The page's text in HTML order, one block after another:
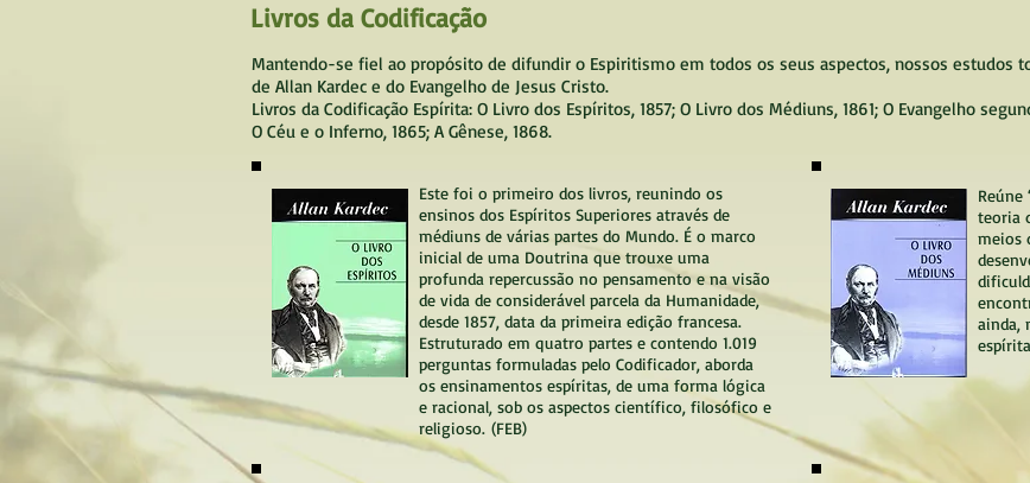
Livros da Codificação
Mantendo-se fiel ao propósito de difundir o Espiritismo em todos os seus aspectos, nossos estudos
de Allan Kardec e do Evangelho de Jesus Cristo.
Livros da Codificação Espírita: O Livro dos Espíritos, 1857; O Livro dos Médiuns, 1861; O Evangelho
O Céu e o Inferno, 1865; A Gênese, 1868.
Este foi o primeiro dos livros, reunindo os
ensinos dos Espíritos Superiores através de
médiuns de várias partes do Mundo. É o marco
inicial de uma Doutrina que trouxe uma
profunda repercussão no pensamento e na visão
de vida de considerável parcela da Humanidade,
desde 1857, data da primeira edição francesa.
Estruturado em quatro partes e contendo 1.019
perguntas formuladas pelo Codificador, aborda
os ensinamentos espíritas, de uma forma lógica
e racional, sob os aspectos científico, filosófico e
religioso. (FEB)
Reúne
teoria
meios
ainda,